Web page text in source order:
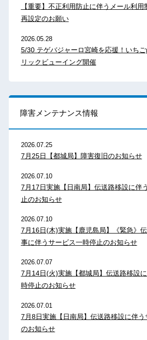
【重要】不正利用防止に伴うメール利用
再設定のお願い
2026.05.28
5/30 テゲバジャーロ宮崎を応援！いち
リックビューイング開催
障害メンテナンス情報
2026.07.25
7月25日【都城局】障害復旧のお知らせ
2026.07.10
7月17日実施【日南局】伝送路移設に伴
止のお知らせ
2026.07.10
7月16日(木)実施【鹿児島局】《緊急》
事に伴うサービス一時停止のお知らせ
2026.07.07
7月14日(火)実施【都城局】伝送路移設
時停止のお知らせ
2026.07.01
7月8日実施【日南局】伝送路移設に伴う
のお知らせ